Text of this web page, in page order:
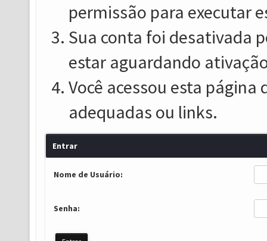
permissão para executar
Sua conta foi desativada
estar aguardando
Você acessou esta
adequadas ou links.
Entrar
Nome de Usuário:
Senha: